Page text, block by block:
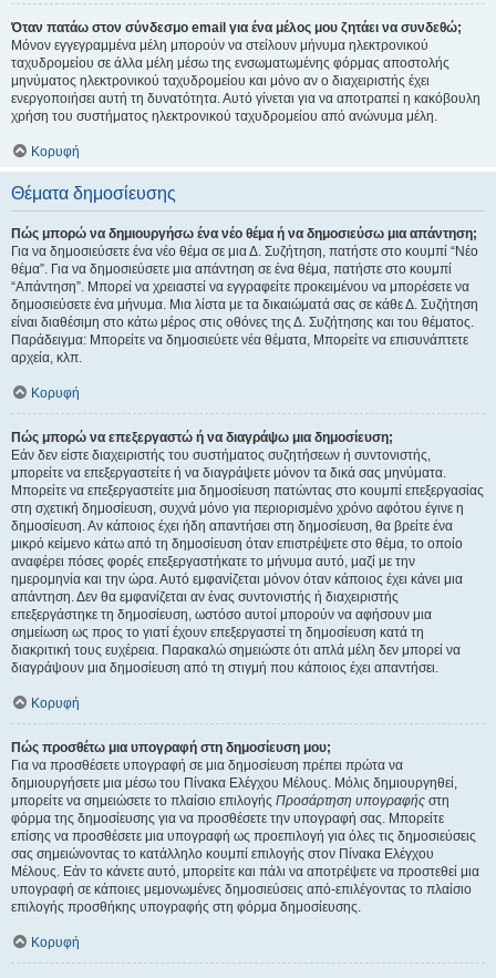
Όταν πατάω στον σύνδεσμο email για ένα μέλος μου ζητάει να συνδεθώ;
Μόνον εγγεγραμμένα μέλη μπορούν να στείλουν μήνυμα ηλεκτρονικού
ταχυδρομείου σε άλλα μέλη μέσω της ενσωματωμένης φόρμας αποστολής
μηνύματος ηλεκτρονικού ταχυδρομείου και μόνο αν ο διαχειριστής έχει
ενεργοποιήσει αυτή τη δυνατότητα. Αυτό γίνεται για να αποτραπεί η κακόβουλη
χρήση του συστήματος ηλεκτρονικού ταχυδρομείου από ανώνυμα μέλη.
Κορυφή
Θέματα δημοσίευσης
Πώς μπορώ να δημιουργήσω ένα νέο θέμα ή να δημοσιεύσω μια απάντηση;
Για να δημοσιεύσετε ένα νέο θέμα σε μια Δ. Συζήτηση, πατήστε στο κουμπί “Νέο
θέμα”. Για να δημοσιεύσετε μια απάντηση σε ένα θέμα, πατήστε στο κουμπί
“Απάντηση”. Μπορεί να χρειαστεί να εγγραφείτε προκειμένου να μπορέσετε να
δημοσιεύσετε ένα μήνυμα. Μια λίστα με τα δικαιώματά σας σε κάθε Δ. Συζήτηση
είναι διαθέσιμη στο κάτω μέρος στις οθόνες της Δ. Συζήτησης και του θέματος.
Παράδειγμα: Μπορείτε να δημοσιεύετε νέα θέματα, Μπορείτε να επισυνάπτετε
αρχεία, κλπ.
Κορυφή
Πώς μπορώ να επεξεργαστώ ή να διαγράψω μια δημοσίευση;
Εάν δεν είστε διαχειριστής του συστήματος συζητήσεων ή συντονιστής,
μπορείτε να επεξεργαστείτε ή να διαγράψετε μόνον τα δικά σας μηνύματα.
Μπορείτε να επεξεργαστείτε μια δημοσίευση πατώντας στο κουμπί επεξεργασίας
στη σχετική δημοσίευση, συχνά μόνο για περιορισμένο χρόνο αφότου έγινε η
δημοσίευση. Αν κάποιος έχει ήδη απαντήσει στη δημοσίευση, θα βρείτε ένα
μικρό κείμενο κάτω από τη δημοσίευση όταν επιστρέψετε στο θέμα, το οποίο
αναφέρει πόσες φορές επεξεργαστήκατε το μήνυμα αυτό, μαζί με την
ημερομηνία και την ώρα. Αυτό εμφανίζεται μόνον όταν κάποιος έχει κάνει μια
απάντηση. Δεν θα εμφανίζεται αν ένας συντονιστής ή διαχειριστής
επεξεργάστηκε τη δημοσίευση, ωστόσο αυτοί μπορούν να αφήσουν μια
σημείωση ως προς το γιατί έχουν επεξεργαστεί τη δημοσίευση κατά τη
διακριτική τους ευχέρεια. Παρακαλώ σημειώστε ότι απλά μέλη δεν μπορεί να
διαγράψουν μια δημοσίευση από τη στιγμή που κάποιος έχει απαντήσει.
Κορυφή
Πώς προσθέτω μια υπογραφή στη δημοσίευση μου;
Για να προσθέσετε υπογραφή σε μια δημοσίευση πρέπει πρώτα να
δημιουργήσετε μια μέσω του Πίνακα Ελέγχου Μέλους. Μόλις δημιουργηθεί,
μπορείτε να σημειώσετε το πλαίσιο επιλογής Προσάρτηση υπογραφής στη
φόρμα της δημοσίευσης για να προσθέσετε την υπογραφή σας. Μπορείτε
επίσης να προσθέσετε μια υπογραφή ως προεπιλογή για όλες τις δημοσιεύσεις
σας σημειώνοντας το κατάλληλο κουμπί επιλογής στον Πίνακα Ελέγχου
Μέλους. Εάν το κάνετε αυτό, μπορείτε και πάλι να αποτρέψετε να προστεθεί μια
υπογραφή σε κάποιες μεμονωμένες δημοσιεύσεις από-επιλέγοντας το πλαίσιο
επιλογής προσθήκης υπογραφής στη φόρμα δημοσίευσης.
Κορυφή